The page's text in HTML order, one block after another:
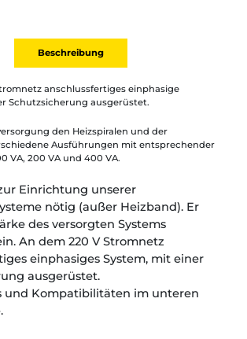
Beschreibung
anschlussfertiges einphasige
Schutzsicherung ausgerüstet.
den Heizspiralen und der
Ausführungen mit entsprechender
VA, 200 VA und 400 VA.
Einrichtung unserer
nötig (außer Heizband). Er
des versorgten Systems
An dem 220 V Stromnetz
einphasiges System, mit einer
ausgerüstet.
und Kompatibilitäten im unteren